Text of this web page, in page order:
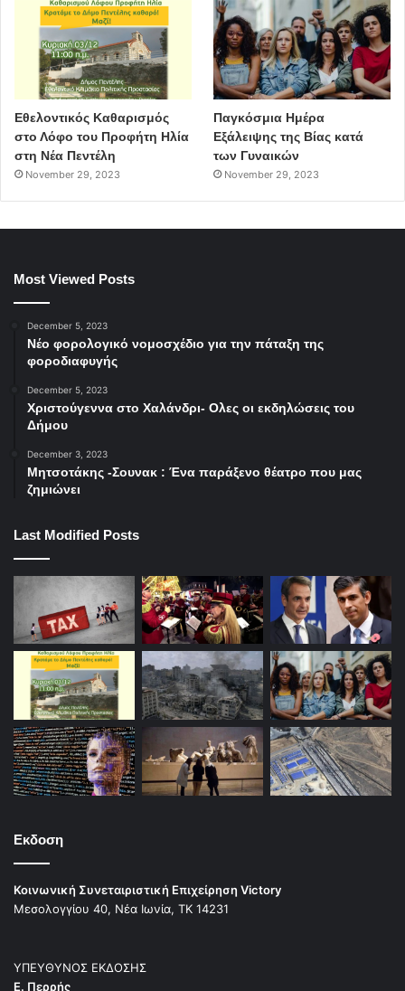
Εθελοντικός Καθαρισμός
στο Λόφο του Προφήτη Ηλία
στη Νέα Πεντέλη
November 29, 2023
Παγκόσμια Ημέρα
Εξάλειψης της Βίας κατά
των Γυναικών
November 29, 2023
Most Viewed Posts
December 5, 2023
Νέο φορολογικό νομοσχέδιο για την πάταξη της
φοροδιαφυγής
December 5, 2023
Χριστούγεννα στο Χαλάνδρι- Ολες οι εκδηλώσεις του
Δήμου
December 3, 2023
Μητσοτάκης -Σουνακ : Ένα παράξενο θέατρο που μας
ζημιώνει
Last Modified Posts
Εκδοση
Κοινωνική Συνεταιριστική Επιχείρηση Victory
Μεσολογγίου 40, Νέα Ιωνία, ΤΚ 14231
ΥΠΕΥΘΥΝΟΣ ΕΚΔΟΣΗΣ
Ε. Περρής